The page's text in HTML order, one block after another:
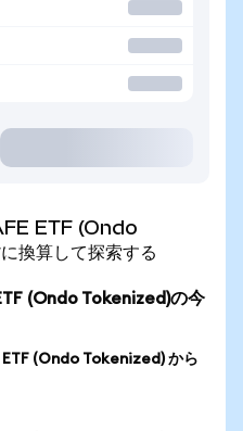
ETF (Ondo
換算して探索する
(Ondo Tokenized)の今
(Ondo Tokenized) から